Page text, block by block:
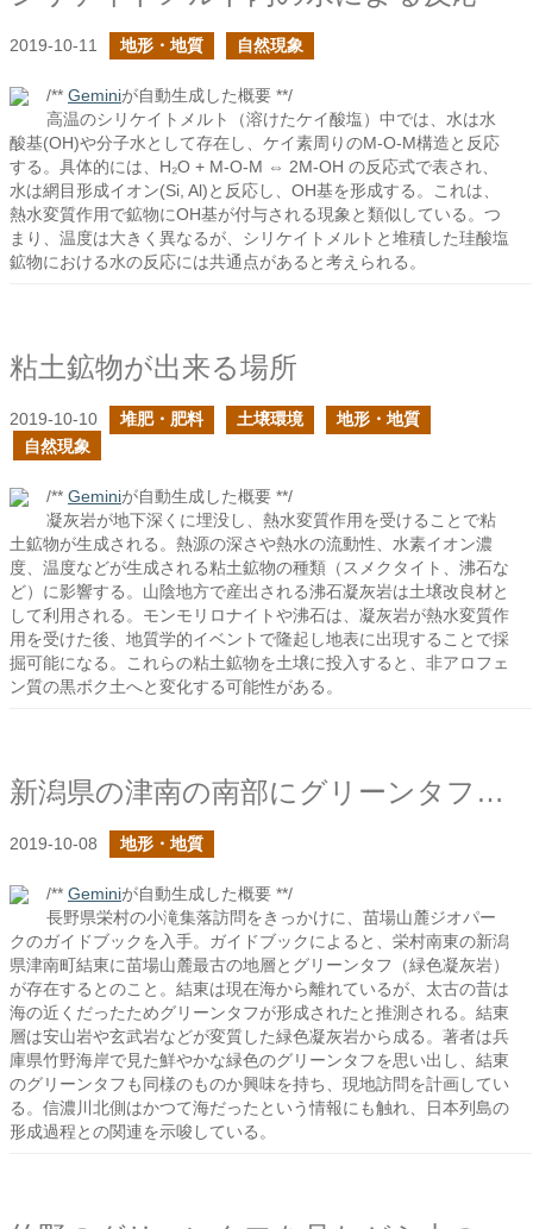
2019-10-11 地形・地質 自然現象
/** Geminiが自動生成した概要 **/
高温のシリケイトメルト（溶けたケイ酸塩）中では、水は水
酸基(OH)や分子水として存在し、ケイ素周りのM-O-M構造と反応
する。具体的には、H₂O + M-O-M ⇔ 2M-OH の反応式で表され、
水は網目形成イオン(Si, Al)と反応し、OH基を形成する。これは、
熱水変質作用で鉱物にOH基が付与される現象と類似している。つ
まり、温度は大きく異なるが、シリケイトメルトと堆積した珪酸塩
鉱物における水の反応には共通点があると考えられる。
粘土鉱物が出来る場所
2019-10-10 堆肥・肥料 土壌環境
地形・地質
自然現象
/** Geminiが自動生成した概要 **/
凝灰岩が地下深くに埋没し、熱水変質作用を受けることで粘
土鉱物が生成される。熱源の深さや熱水の流動性、水素イオン濃
度、温度などが生成される粘土鉱物の種類（スメクタイト、沸石な
ど）に影響する。山陰地方で産出される沸石凝灰岩は土壌改良材と
して利用される。モンモリロナイトや沸石は、凝灰岩が熱水変質作
用を受けた後、地質学的イベントで隆起し地表に出現することで採
掘可能になる。これらの粘土鉱物を土壌に投入すると、非アロフェ
ン質の黒ボク土へと変化する可能性がある。
新潟県の津南の南部にグリーンタフがあるらしい
2019-10-08 地形・地質
/** Geminiが自動生成した概要 **/
長野県栄村の小滝集落訪問をきっかけに、苗場山麓ジオパー
クのガイドブックを入手。ガイドブックによると、栄村南東の新潟
県津南町結東に苗場山麓最古の地層とグリーンタフ（緑色凝灰岩）
が存在するとのこと。結東は現在海から離れているが、太古の昔は
海の近くだったためグリーンタフが形成されたと推測される。結東
層は安山岩や玄武岩などが変質した緑色凝灰岩から成る。著者は兵
庫県竹野海岸で見た鮮やかな緑色のグリーンタフを思い出し、結東
のグリーンタフも同様のものか興味を持ち、現地訪問を計画してい
る。信濃川北側はかつて海だったという情報にも触れ、日本列島の
形成過程との関連を示唆している。